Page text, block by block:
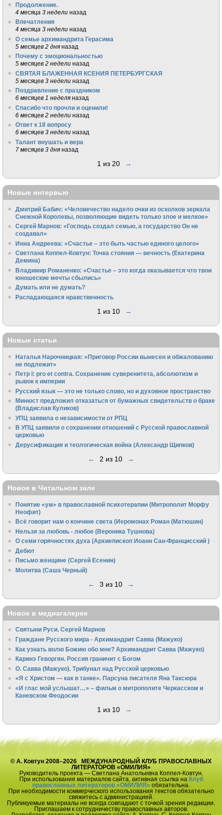
Продолжение.
4 месяца 3 недели назад
Впечатления
4 месяца 3 недели назад
О семье архимандрита Герасима
5 месяцев 2 дня назад
Почему с эмоциональностью
5 месяцев 2 недели назад
СВЯТАЯ БЛАЖЕННАЯ КСЕНИЯ ПЕТЕРБУРГСКАЯ
5 месяцев 3 недели назад
Поздравление с праздником
6 месяцев 1 неделя назад
Спасибо что прочли и оценили!
6 месяцев 2 недели назад
Ответ к 18 вопросу
6 месяцев 3 недели назад
Талант внушать и вера
7 месяцев 3 дня назад
1 из 20 →
Новые интервью
Дмитрий Бабич: «Человечество надело очки из осколков зеркала
Снежной Королевы, позволяющие видеть только злое и мелкое»
Сергей Марнов: «Господь создал семью, а государство Он не
создавал»
Инна Андреева: «Счастье – это быть частью единого целого»
Светлана Коппел-Ковтун: Точка стояния — вечность (Екатерина
Демина)
Владимир Романенко: «Счастье – это когда оказывается что твои
юношеские мечты сбылись»
Думать или не думать?
Распадающаяся нравственность
1 из 10 →
Новые статьи
Наталья Нарочницкая: «Приговор России вынесен и обжалованию
не подлежит»
Петр I: pro et contra. Сохранение суверенитета, абсолютизм и
рывок к империи
Русский язык — это не только слово, но и духовное пространство
Минюст предложил отказаться от бумажных свидетельств о браке
(Владислав Куликов)
УПЦ заявила о независимости от РПЦ
В УПЦ заявили о сохранении отношений с Русской православной
церковью
Дерусификация и теологическая война (Александр Щипков)
← 2 из 10 →
Новое в Читальном зале
Понятие «ум» в православной психотерапии (Митрополит Морфу
Неофит)
Всё говорит нам о кончине света (Иеромонах Роман (Матюшин)
Нельзя за любовь - любое (Вероника Тушнова)
О семи горячностях духа (Архиепископ Иоанн Сан-Францисский )
Дебют
Письмо женщине (Сергей Есенин)
Молитва (Саша Черный)
← 3 из 10 →
Новое в медиагалерее
Святыни Руси. Сергей Марнов
Граждане Русского мира - Архимандрит Савва (Мажуко)
Как узнать волю Божию обо мне? Архимандрит Савва (Мажуко)
Каринэ Геворгян. Россия граничит с Богом
О. Савва (Мажуко). Трибунал над Русской церковью
«Я с Христом — как в танке». Парсуна писателя Яна Таксюра
«И глас мой услышат…» – фильм о митрополите Черкасском и
Каневском Феодосии
1 из 10 →
© А. Ковтун 2008–2026 МЕЖДУНАРОДНЫЙ КЛУБ ПРАВОСЛАВНЫХ
ЛИТЕРАТОРОВ «ОМИЛИЯ»
Руководитель проекта — Светлана Анатольевна Коппел-Ковтун.
При использования материалов сайта, активная ссылка на Клуб
православных литераторов «ОМИЛИЯ» обязательна.
При необходимости коммерческого использования текстов обязательно
свяжитесь с администрацией.
Публикуемые материалы не всегда совпадают с точкой зрения редакции.
Приглашаем к сотрудничеству православных авторов.